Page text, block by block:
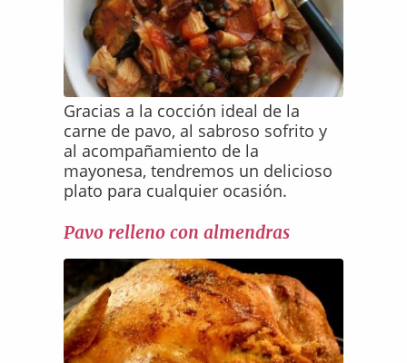
Gracias a la cocción ideal de la
carne de pavo, al sabroso sofrito y
al acompañamiento de la
mayonesa, tendremos un delicioso
plato para cualquier ocasión.
Pavo relleno con almendras